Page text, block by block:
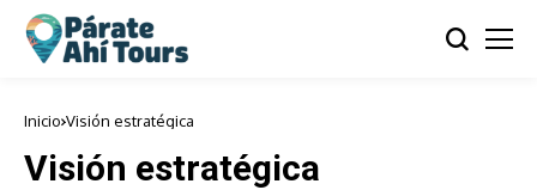
Inicio Visión estratégica
Visión estratégica